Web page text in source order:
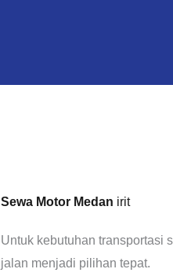
Sewa Motor Medan irit
Untuk kebutuhan transportasi
jalan menjadi pilihan tepat.